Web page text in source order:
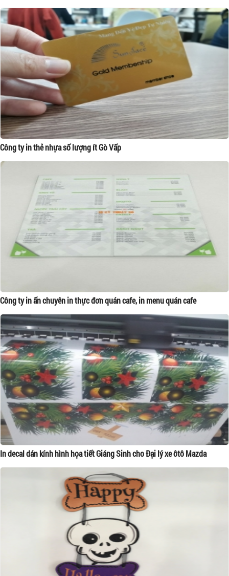
Công ty in thẻ nhựa số lượng ít Gò Vấp
Công ty in ấn chuyên in thực đơn quán cafe, in menu quán cafe
In decal dán kính hình họa tiết Giáng Sinh cho Đại lý xe ôtô Mazda